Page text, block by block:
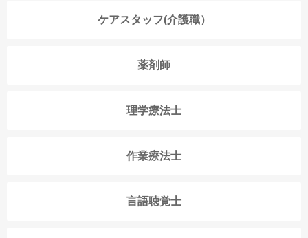
ケアスタッフ(介護職）
薬剤師
理学療法士
作業療法士
言語聴覚士